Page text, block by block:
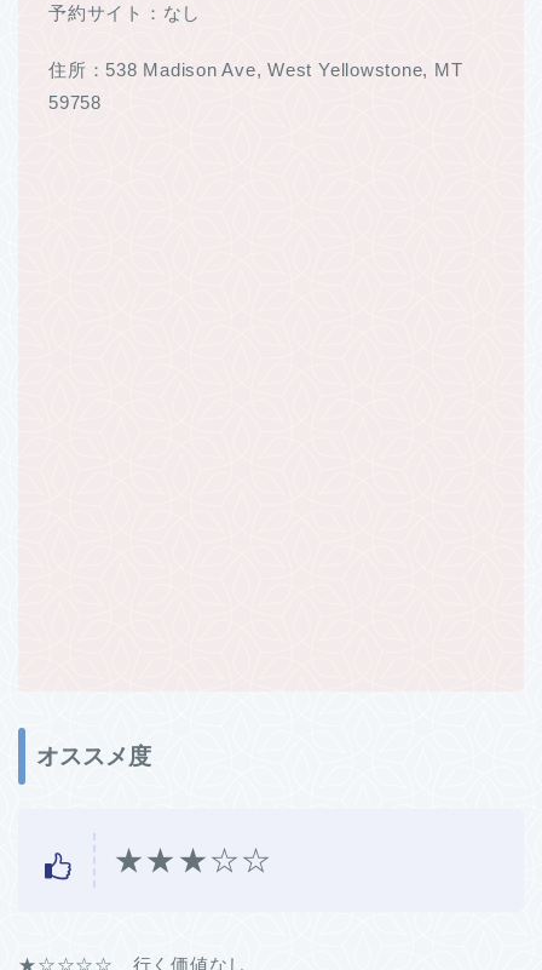
予約サイト：なし
住所：538 Madison Ave, West Yellowstone, MT
59758
オススメ度
★★★☆☆
★☆☆☆☆ 行く価値なし